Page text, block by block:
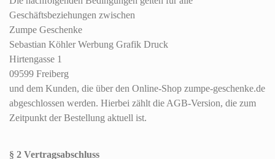
Geschäftsbeziehungen zwischen
Zumpe Geschenke
Sebastian Köhler Werbung Grafik Druck
Hirtengasse 1
09599 Freiberg
und dem Kunden, die über den Online-Shop zumpe-geschenke.de
abgeschlossen werden. Hierbei zählt die AGB-Version, die zum
Zeitpunkt der Bestellung aktuell ist.
§ 2 Vertragsabschluss